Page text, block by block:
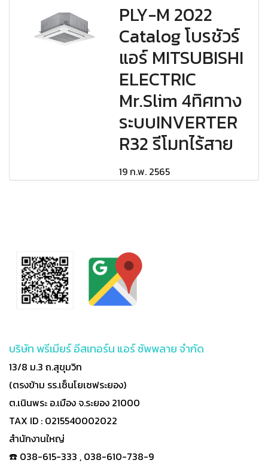
PLY-M 2022
Catalog โบรชัวร์
แอร์ MITSUBISHI
ELECTRIC
Mr.Slim 4ทิศทาง
ระบบINVERTER
R32 รีโมทไร้สาย
19 ก.พ. 2565
บริษัท พรีเมียร์ อีสเทอร์น แอร์ ซัพพลาย จำกัด
13/8 ม.3 ถ.สุขุมวิท
(ตรงข้าม รร.เซ็นโยเซฟระยอง)
ต.เนินพระ อ.เมือง จ.ระยอง 21000
TAX ID : 0215540002022
สำนักงานใหญ่
☎️ 038-615-333 , 038-610-738-9